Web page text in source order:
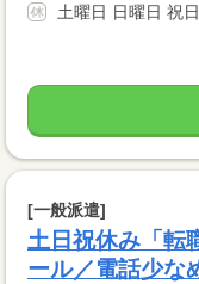
土曜日 日曜日 祝日
[一般派遣]
土日祝休み「転
ール／電話少な